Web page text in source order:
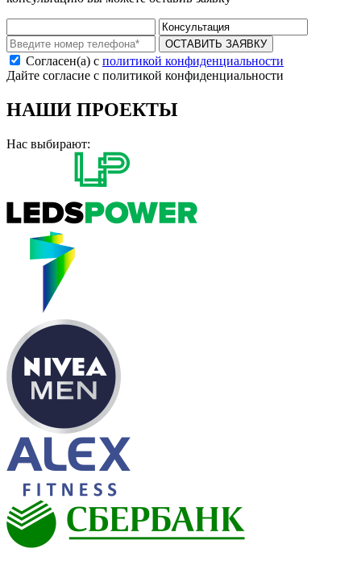
ОСТАВИТЬ ЗАЯВКУ
Согласен(а) с политикой конфиденциальности
Дайте согласие с политикой конфиденциальности
НАШИ ПРОЕКТЫ
Нас выбирают: